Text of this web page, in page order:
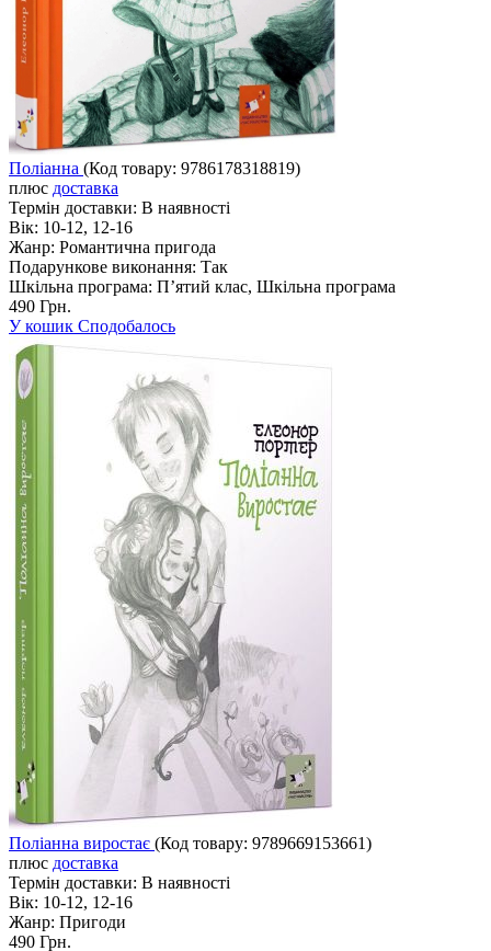
Поліанна (Код товару: 9786178318819)
плюс доставка
Термін доставки: В наявності
Вік: 10-12, 12-16
Жанр: Романтична пригода
Подарункове виконання: Так
Шкільна програма: П’ятий клас, Шкільна програма
490 Грн.
У кошик Сподобалось
Поліанна виростає (Код товару: 9789669153661)
плюс доставка
Термін доставки: В наявності
Вік: 10-12, 12-16
Жанр: Пригоди
490 Грн.